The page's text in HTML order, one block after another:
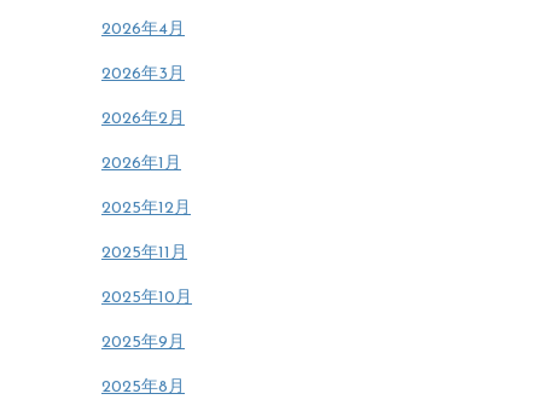
2026年4月
2026年3月
2026年2月
2026年1月
2025年12月
2025年11月
2025年10月
2025年9月
2025年8月